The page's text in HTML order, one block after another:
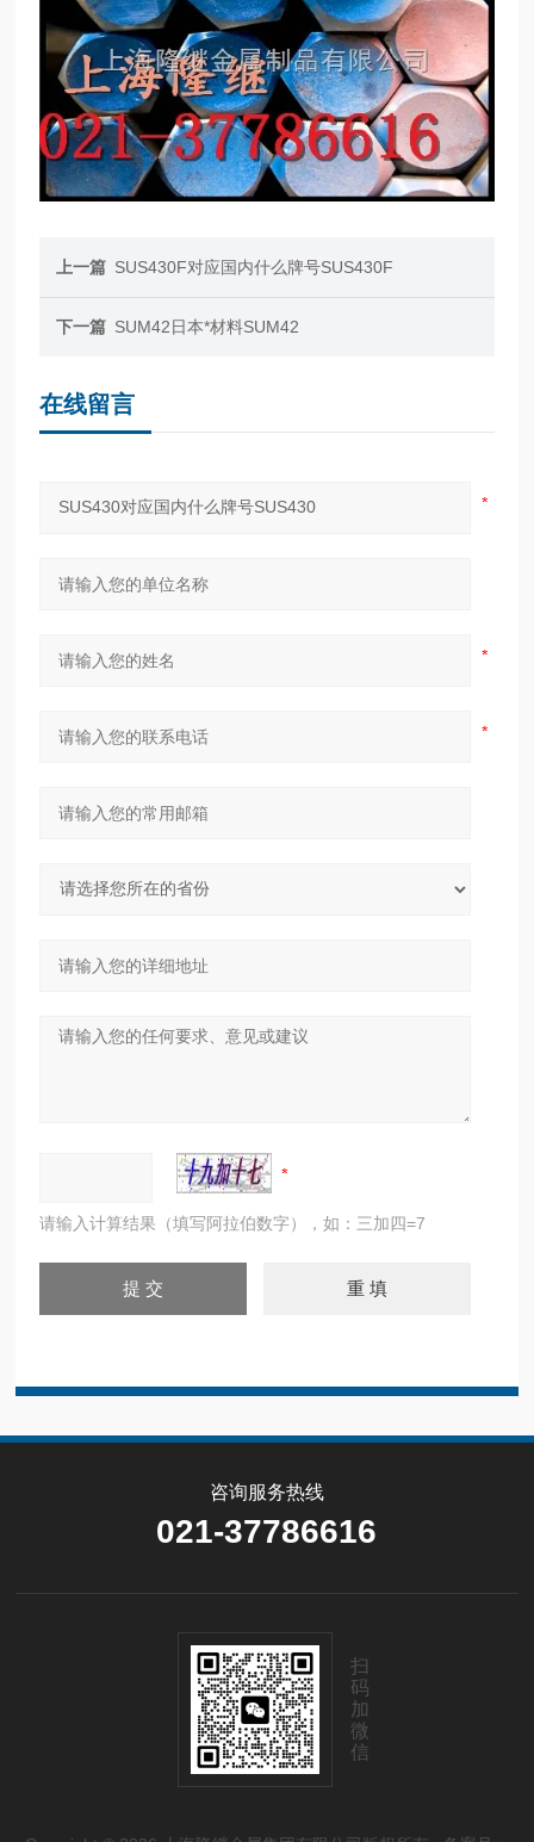
上一篇 SUS430F对应国内什么牌号SUS430F
下一篇 SUM42日本*材料SUM42
在线留言
请输入计算结果（填写阿拉伯数字），如：三加四=7
咨询服务热线
021-37786616
扫
码
加
微
信